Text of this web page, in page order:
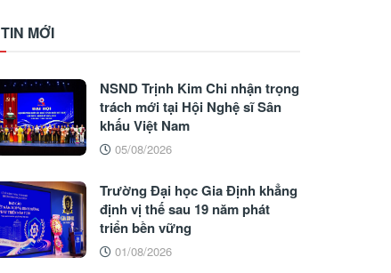
TIN MỚI
NSND Trịnh Kim Chi nhận trọng
trách mới tại Hội Nghệ sĩ Sân
khấu Việt Nam
05/08/2026
Trường Đại học Gia Định khẳng
định vị thế sau 19 năm phát
triển bền vững
01/08/2026